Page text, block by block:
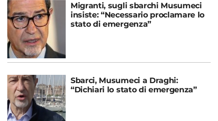
Migranti, sugli sbarchi Musumeci
insiste: “Necessario proclamare lo
stato di emergenza”
Sbarci, Musumeci a Draghi:
“Dichiari lo stato di emergenza”